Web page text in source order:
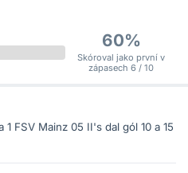
60%
Skóroval jako první v
zápasech 6 / 10
FSV Mainz 05 II's dal gól 10 a 15